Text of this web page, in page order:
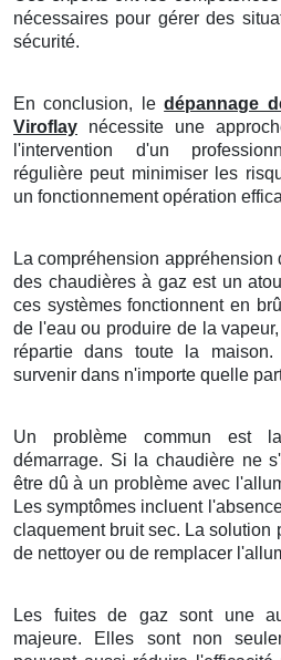
nécessaires pour gérer des
sécurité.
En conclusion, ledépannage
Viroflay nécessite une
l'intervention d'un
régulière peut minimiser les
un fonctionnement opération
La compréhension appréhension
des chaudières à gaz est un
ces systèmes fonctionnent en
de l'eau ou produire de la
répartie dans toute la maison.
survenir dans n'importe quelle
Un problème commun est
démarrage. Si la chaudière ne
être dû à un problème avec
Les symptômes incluent
claquement bruit sec. La solution
de nettoyer ou de remplacer
Les fuites de gaz sont une
majeure. Elles sont non